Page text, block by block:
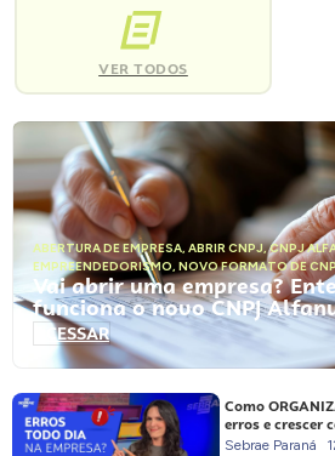
VER TODOS
ABERTURA DE EMPRESA, ABRIR CNPJ,CNPJ
EMPREENDEDORISMO, NOVO FORMATO DE
Vai abrir uma empresa?
funciona o novo CNPJ
ACESSAR
Como
erros e crescer
Sebrae Paraná